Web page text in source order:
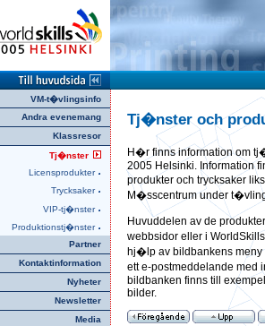
VM-t�vlingsinfo
Andra evenemang
Klassresor
Tj�nster
Licensprodukter
Trycksaker
VIP-tj�nster
Produktionstj�nster
Partner
Kontaktinformation
Nyheter
Newsletter
Media
Tj�nster och
H�r finns information om
2005 Helsinki. Information
produkter och trycksaker
M�sscentrum under
Huvuddelen av de
webbsidor eller i
hj�lp av bildbankens
ett e-postmeddelande
bildbanken finns till
bilder.